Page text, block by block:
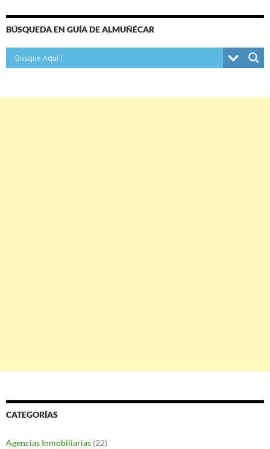
entradas
BÚSQUEDA EN GUÍA DE ALMUÑÉCAR
CATEGORÍAS
Agencias Inmobiliarias (22)